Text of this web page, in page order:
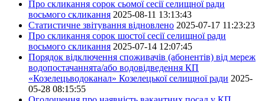
Про скликання сорок сьомої сесії селищної ради
восьмого скликання 2025-08-11 13:13:43
Статистичне звітування відновлено 2025-07-17 11:23:23
Про скликання сорок шостої сесії селищної ради
восьмого скликання 2025-07-14 12:07:45
Порядок відключення споживачів (абонентів) від мереж
водопостачаннята/або водовідведення КП
«Козелецьводоканал» Козелецької селищної ради 2025-
05-28 08:15:55